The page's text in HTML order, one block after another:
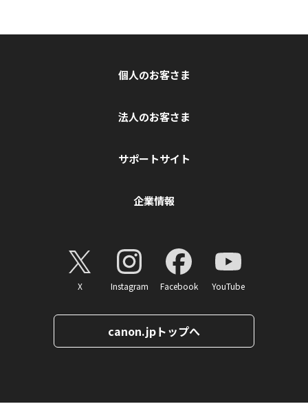
個人のお客さま
法人のお客さま
サポートサイト
企業情報
X Instagram Facebook YouTube
canon.jpトップへ